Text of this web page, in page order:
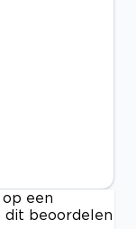
op een
dit beoordelen